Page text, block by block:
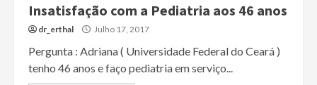
Insatisfação com a Pediatria aos 46 anos
dr_erthal Julho 17, 2017
Pergunta : Adriana ( Universidade Federal do Ceará )
tenho 46 anos e faço pediatria em serviço...